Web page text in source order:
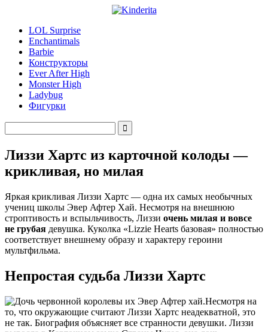
LOL Surprise
Enchantimals
Barbie
Конструкторы
Ever After High
Monster High
Ladybug
Фигурки
Лиззи Хартс из карточной колоды —
крикливая, но милая
Яркая крикливая Лиззи Хартс — одна их самых необычных
учениц школы Эвер Афтер Хай. Несмотря на внешнюю
строптивость и вспыльчивость, Лиззи очень милая и вовсе
не грубая девушка. Куколка «Lizzie Hearts базовая» полностью
соответствует внешнему образу и характеру героини
мультфильма.
Непростая судьба Лиззи Хартс
Несмотря на
то, что окружающие считают Лиззи Хартс неадекватной, это
не так. Биография объясняет все странности девушки. Лиззи